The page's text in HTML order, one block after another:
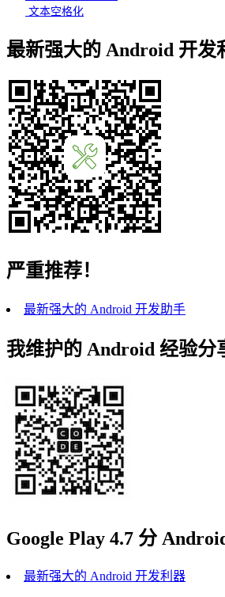
文本空格化
最新强大的 Android 开发
严重推荐！
最新强大的 Android 开发助手
我维护的 Android 经验分
Google Play 4.7 分
最新强大的 Android 开发利器